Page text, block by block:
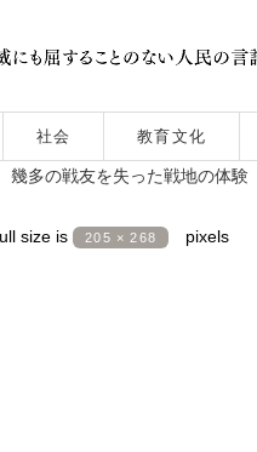
社会 教育文化
多の戦友を失った戦地の体験
size is 205 × 268 pixels